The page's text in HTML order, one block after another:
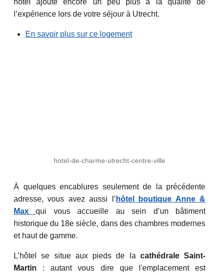
l’expérience lors de votre séjour à Utrecht.
En savoir plus sur ce logement
hotel-de-charme-utrecht-centre-ville
À quelques encablures seulement de la précédente
adresse, vous avez aussi l’ hôtel boutique Anne &
Maxqui vous accueille au sein d’un bâtiment
historique du 18e siècle, dans des chambres modernes
et haut de gamme.
L’hôtel se situe aux pieds de la cathédrale Saint-
Martin : autant vous dire que l'emplacement est